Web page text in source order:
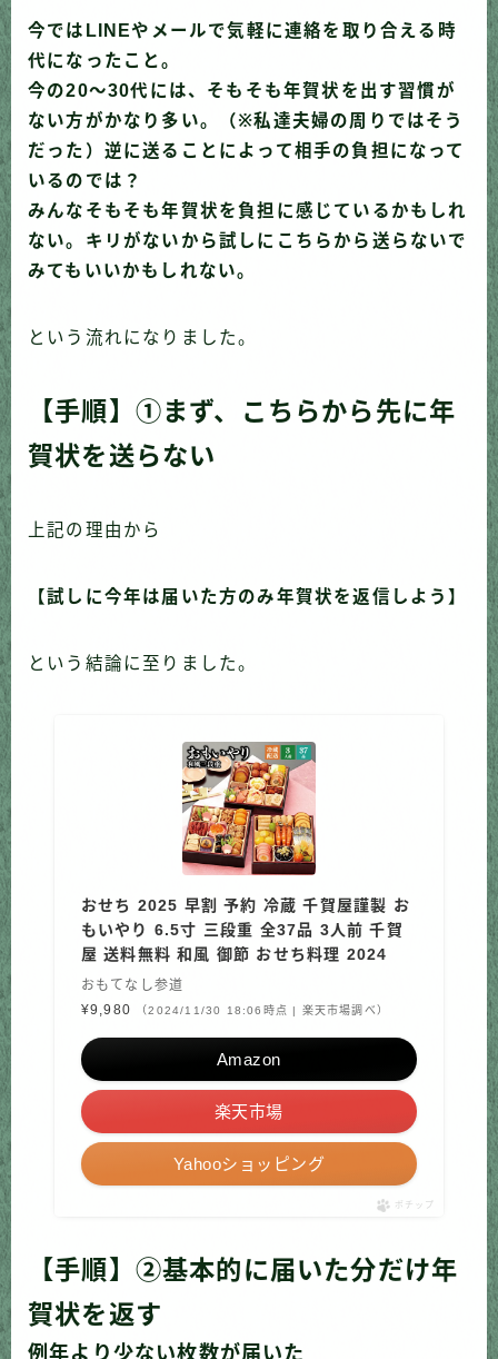
今ではLINEやメールで気軽に連絡を取り合える時
代になったこと。
今の20〜30代には、そもそも年賀状を出す習慣が
ない方がかなり多い。（※私達夫婦の周りではそう
だった）逆に送ることによって相手の負担になって
いるのでは？
みんなそもそも年賀状を負担に感じているかもしれ
ない。キリがないから試しにこちらから送らないで
みてもいいかもしれない。
という流れになりました。
【手順】①まず、こちらから先に年
賀状を送らない
上記の理由から
【試しに今年は届いた方のみ年賀状を返信しよう】
という結論に至りました。
おせち 2025 早割 予約 冷蔵 千賀屋謹製 お
もいやり 6.5寸 三段重 全37品 3人前 千賀
屋 送料無料 和風 御節 おせち料理 2024
おもてなし参道
¥9,980
（2024/11/30 18:06時点 | 楽天市場調べ）
Amazon
楽天市場
Yahooショッピング
ポチップ
【手順】②基本的に届いた分だけ年
賀状を返す
例年より少ない枚数が届いた